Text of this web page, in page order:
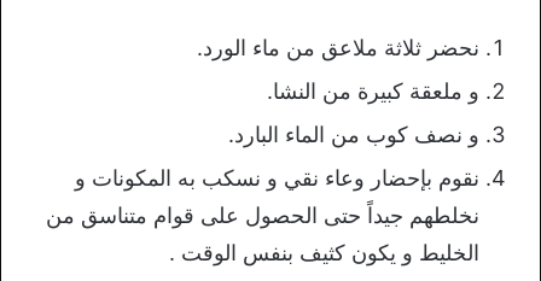
نحضر ثلاثة ملاعق من ماء الورد.
و ملعقة كبيرة من النشا.
و نصف كوب من الماء البارد.
نقوم بإحضار وعاء نقي و نسكب به المكونات و
نخلطهم جيداً حتى الحصول على قوام متناسق من
الخليط و يكون كثيف بنفس الوقت .